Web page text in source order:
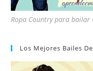
Ropa Country para bailar
Los Mejores Bailes